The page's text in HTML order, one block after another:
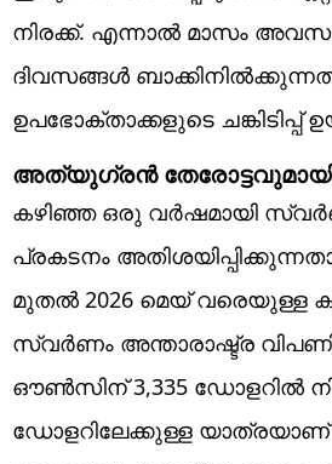
നിരക്ക്. എന്നാല്‍ മാസം
ദിവസങ്ങള്‍
ഉപഭോക്താക്കളുടെ
അത്യുഗ്രന്‍
കഴിഞ്ഞ ഒരു വര്‍ഷമായി
പ്രകടനം
മുതല്‍ 2026 മെയ് വരെയുള്ള
സ്വര്‍ണം അന്താരാഷ്ട്ര
ഔണ്‍സിന് 3,335 ഡോളറില്‍
ഡോളറിലേക്കുള്ള യാത്രയാണ്